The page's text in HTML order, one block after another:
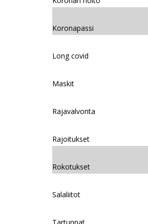
Koronapassi
Long covid
Maskit
Rajavalvonta
Rajoitukset
Rokotukset
Salaliitot